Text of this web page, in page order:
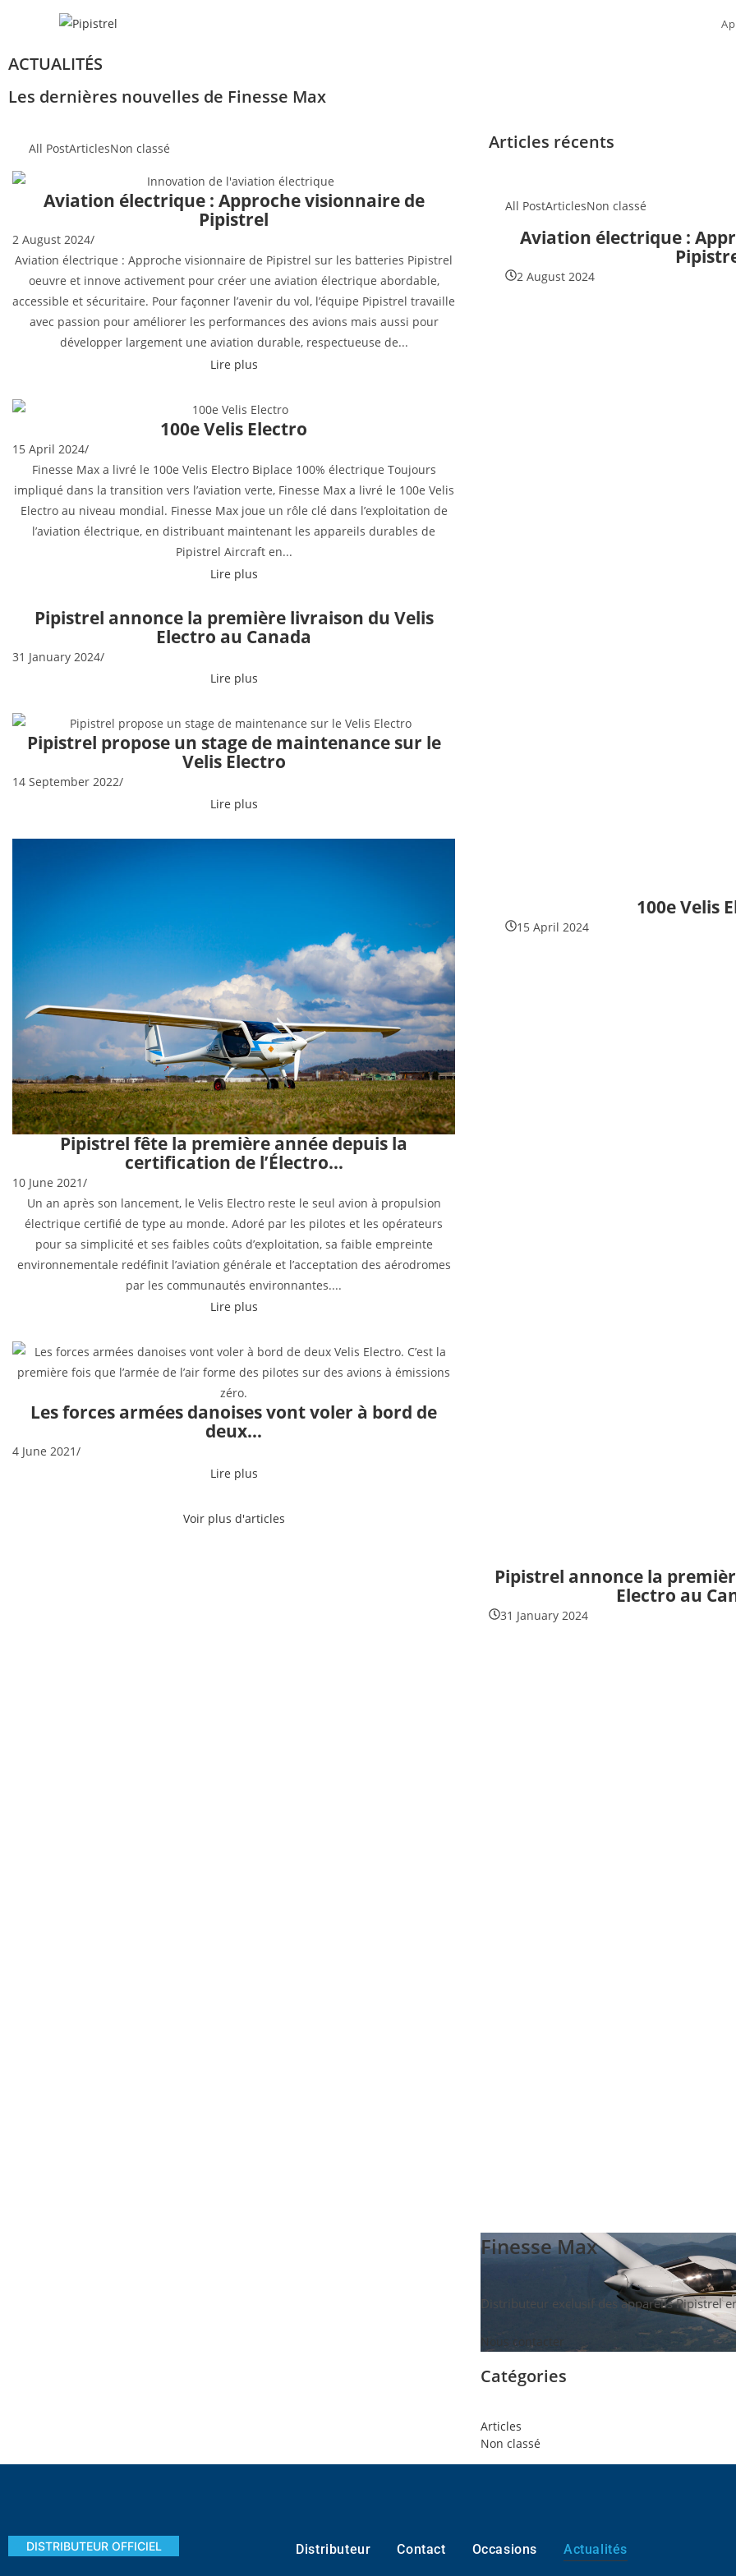
ACTUALITÉS
Les dernières nouvelles de Finesse Max
All PostArticlesNon classé
Aviation électrique : Approche visionnaire de
Pipistrel
2 August 2024/
Aviation électrique : Approche visionnaire de Pipistrel sur les batteries Pipistrel
oeuvre et innove activement pour créer une aviation électrique abordable,
accessible et sécuritaire. Pour façonner l’avenir du vol, l’équipe Pipistrel travaille
avec passion pour améliorer les performances des avions mais aussi pour
développer largement une aviation durable, respectueuse de...
Lire plus
100e Velis Electro
15 April 2024/
Finesse Max a livré le 100e Velis Electro Biplace 100% électrique Toujours
impliqué dans la transition vers l’aviation verte, Finesse Max a livré le 100e Velis
Electro au niveau mondial. Finesse Max joue un rôle clé dans l’exploitation de
l’aviation électrique, en distribuant maintenant les appareils durables de
Pipistrel Aircraft en...
Lire plus
Pipistrel annonce la première livraison du Velis
Electro au Canada
31 January 2024/
Lire plus
Pipistrel propose un stage de maintenance sur le
Velis Electro
14 September 2022/
Lire plus
Pipistrel fête la première année depuis la
certification de l’Électro…
10 June 2021/
Un an après son lancement, le Velis Electro reste le seul avion à propulsion
électrique certifié de type au monde. Adoré par les pilotes et les opérateurs
pour sa simplicité et ses faibles coûts d’exploitation, sa faible empreinte
environnementale redéfinit l’aviation générale et l’acceptation des aérodromes
par les communautés environnantes....
Lire plus
Les forces armées danoises vont voler à bord de
deux…
4 June 2021/
Lire plus
Voir plus d'articles
Articles récents
All PostArticlesNon classé
Aviation électrique :
2 August 2024
100e Velis
15 April 2024
Pipistrel annonce la
Electro au
31 January 2024
Finesse Max
Distributeur exclusif des appareils Pipistrel
Nous contacter
Catégories
Articles
Non classé
DISTRIBUTEUR OFFICIEL Distributeur Contact Occasions Actualités